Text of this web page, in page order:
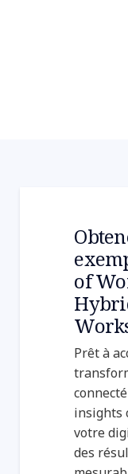
Guide :
Scaling
with
of
Prêt à
insights
votre
des